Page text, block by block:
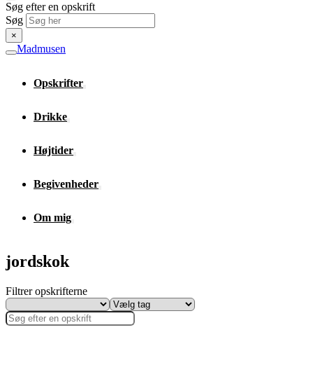
Søg efter en opskrift
Søg
×
Madmusen
Opskrifter
Drikke
Højtider
Begivenheder
Om mig
jordskok
Filtrer opskrifterne